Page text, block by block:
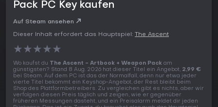
Pack PC Key kaufen
Auf Steam ansehen
Dieser Inhalt erfordert das Hauptspiel: The Ascent
★★★★★
Wo kaufst du The Ascent - Artbook + Weapon Pack am
günstigsten? Stand 8 Aug. 2026 hat dieser Titel ein Angebot, 2,99 €
bei Steam. Auf dem PC ist das der Normalfall, denn nur etwa jeder
vierte Titel bekommt ein Keyshop-Angebot, der Rest bleibt beim
Shop des Plattformbetreibers. Zu vergleichen gibt es nichts, aber wir
verfolgen diesen Preis täglich und zeigen, wie er gegenüber
früheren Messungen dasteht, und ein Preisalarm meldet dir jeden